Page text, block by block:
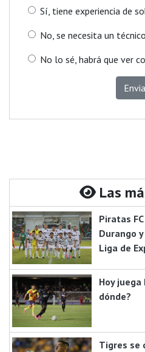
Sí, tiene experiencia de
No, se necesita un
No lo sé, habrá que ver
Las
Piratas
Durango
Liga de
Hoy juega
dónde?
Tigres se